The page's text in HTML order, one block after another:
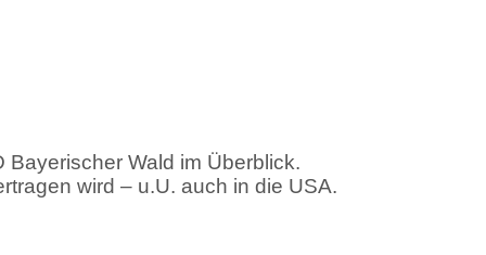
Wald im Überblick.
wird – u.U. auch in die USA.